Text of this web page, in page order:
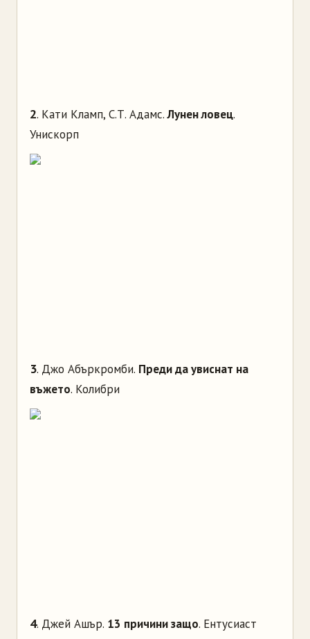
2. Кати Кламп, С.Т. Адамс.Лунен ловец.
Унискорп
3. Джо Абъркромби. Преди да увиснат на
въжето. Колибри
4. Джей Ашър. 13 причини защо. Ентусиаст